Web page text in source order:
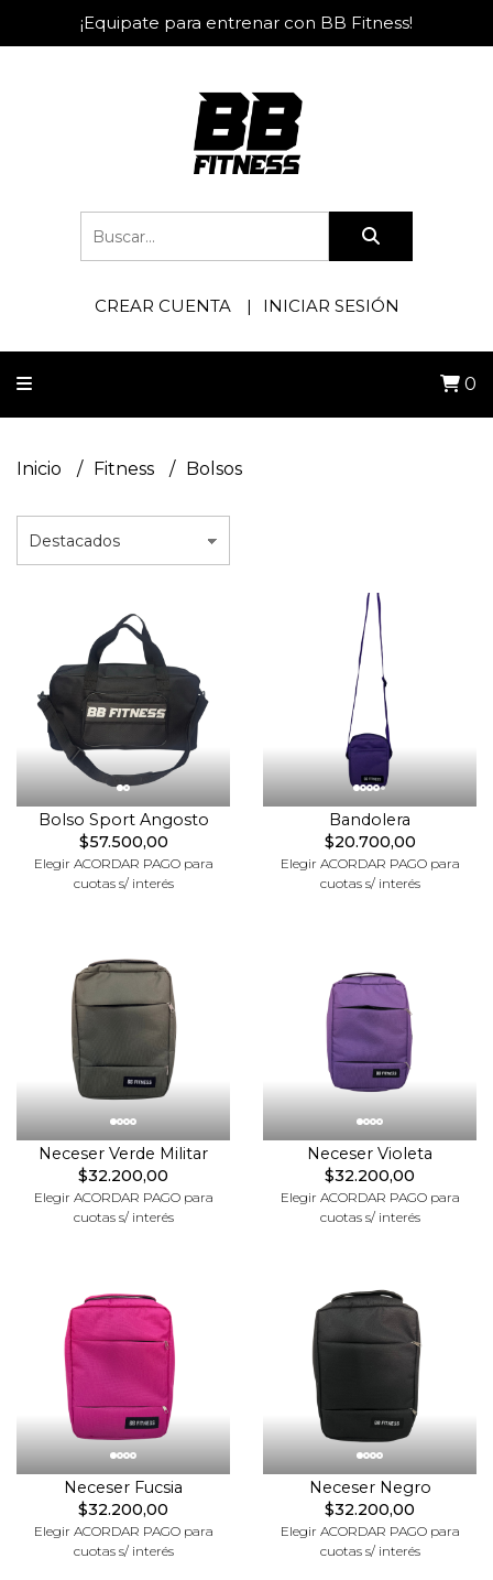
¡Equipate para entrenar con BB Fitness!
CREAR CUENTA INICIAR SESIÓN
0
Inicio Fitness Bolsos
Bolso Sport Angosto
$57.500,00
Elegir ACORDAR PAGO para
cuotas s/ interés
Bandolera
$20.700,00
Elegir ACORDAR PAGO para
cuotas s/ interés
Neceser Verde Militar
$32.200,00
Elegir ACORDAR PAGO para
cuotas s/ interés
Neceser Violeta
$32.200,00
Elegir ACORDAR PAGO para
cuotas s/ interés
Neceser Fucsia
$32.200,00
Elegir ACORDAR PAGO para
cuotas s/ interés
Neceser Negro
$32.200,00
Elegir ACORDAR PAGO para
cuotas s/ interés